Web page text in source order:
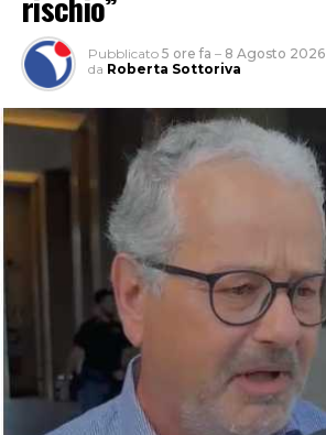
Pubblicato 5 ore fa – 8 Agosto 2026
da Roberta Sottoriva